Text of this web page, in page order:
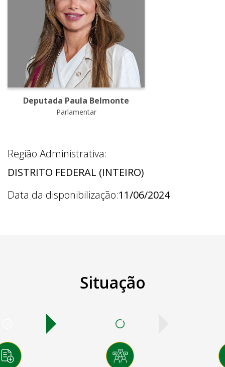
Deputada Paula Belmonte
Parlamentar
Região Administrativa:
DISTRITO FEDERAL (INTEIRO)
Data da disponibilização:11/06/2024
Situação